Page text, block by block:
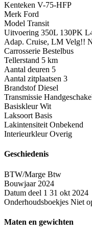
Kenteken V-75-HFP
Merk Ford
Model Transit
Uitvoering 350L 130PK
Adap. Cruise, LM Velg!!
Carrosserie Bestelbus
Tellerstand 5 km
Aantal deuren 5
Aantal zitplaatsen 3
Brandstof Diesel
Transmissie
Basiskleur Wit
Laksoort Basis
Lakintensiteit Onbekend
Interieurkleur Overig
Geschiedenis
BTW/Marge Btw
Bouwjaar 2024
Datum deel 1 31 okt 2024
Onderhoudsboekjes Niet
Maten en gewichten